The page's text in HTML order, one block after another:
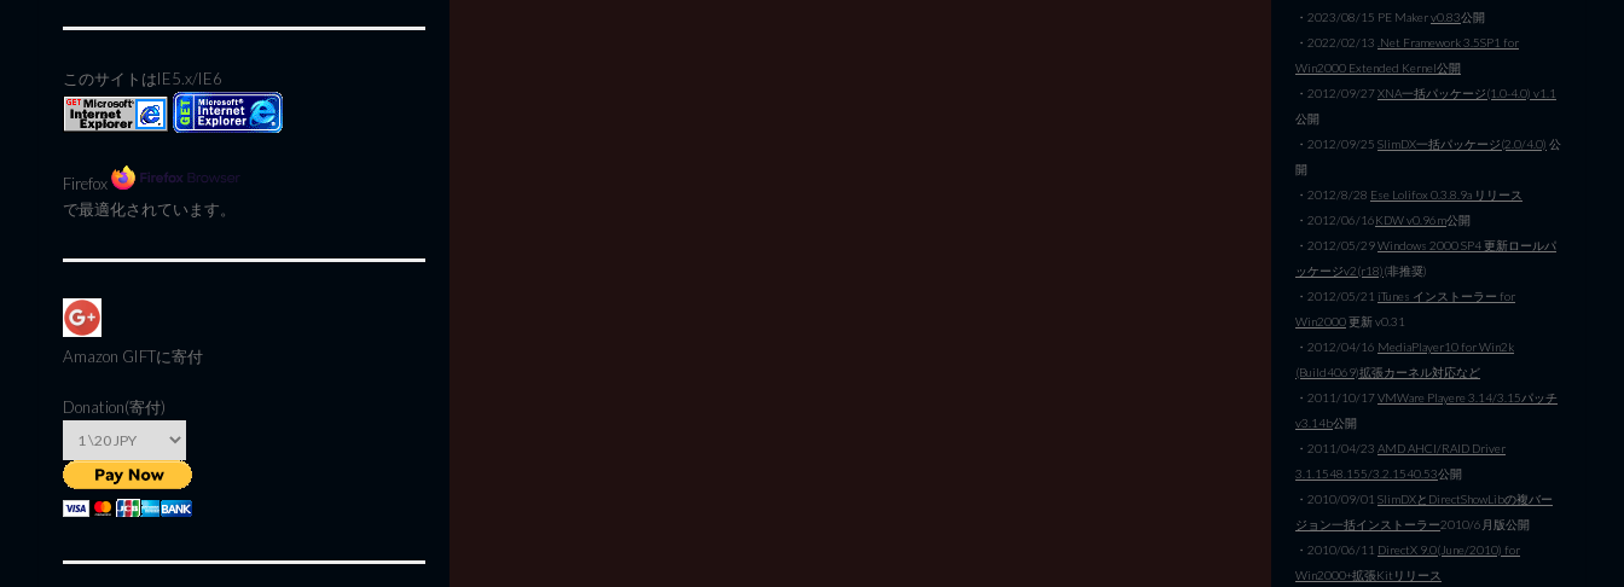
このサイトはIE5.x/IE6
Firefox
で最適化されています。
Amazon GIFTに寄付
Donation(寄付)
・2023/08/15 PE Makerv0.83公開
・2022/02/13 .Net Framework 3.5SP1 for
Win2000 Extended Kernel公開
・2012/09/27XNA一括パッケージ(1.0-4.0) v1.1
公開
・2012/09/25 SlimDX一括パッケージ(2.0/4.0) 公
開
・2012/8/28 Ese Lolifox 0.3.8.9a リリース
・2012/06/16KDW v0.96m公開
・2012/05/29Windows 2000 SP4 更新ロールパ
ッケージv2(r18)(非推奨)
・2012/05/21 iTunes インストーラー for
Win2000更新 v0.31
・2012/04/16 MediaPlayer10 for Win2k
(Build4069)拡張カーネル対応など
・2011/10/17VMWare Playere 3.14/3.15パッチ
v3.14b公開
・2011/04/23 AMD AHCI/RAID Driver
3.1.1548.155/3.2.1540.53公開
・2010/09/01 SlimDXとDirectShowLibの複バー
ジョン一括インストーラー2010/6月版公開
・2010/06/11 DirectX 9.0(June/2010) for
Win2000+拡張Kitリリース